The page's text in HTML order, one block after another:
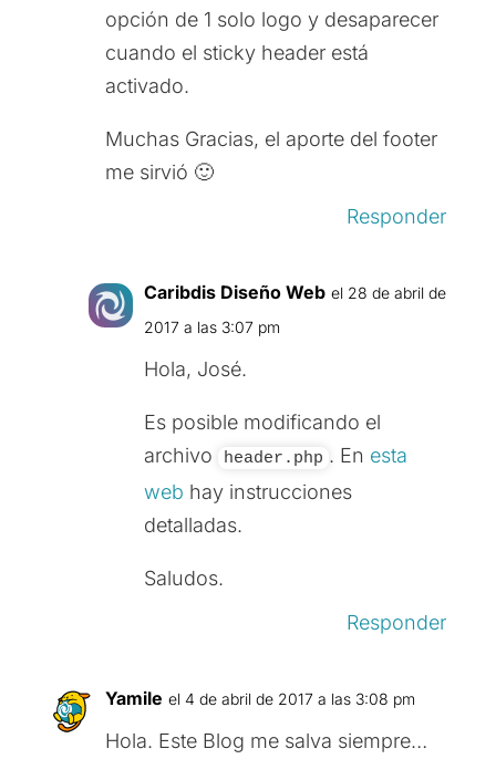
opción de 1 solo logo y desaparecer
cuando el sticky header está
activado.
Muchas Gracias, el aporte del footer
me sirvió 🙂
Responder
Caribdis Diseño Web el 28 de abril de
2017 a las 3:07 pm
Hola, José.
Es posible modificando el
archivo
header.php . En esta
web hay instrucciones
detalladas.
Saludos.
Responder
Yamile el 4 de abril de 2017 a las 3:08 pm
Hola. Este Blog me salva siempre…